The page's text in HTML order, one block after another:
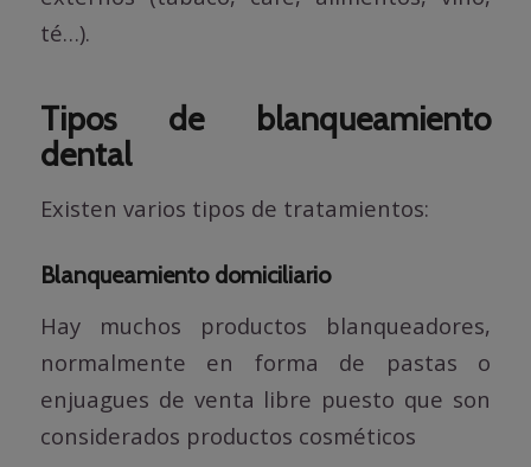
té…).
Tipos de blanqueamiento
dental
Existen varios tipos de tratamientos:
Blanqueamiento domiciliario
Hay muchos productos blanqueadores,
normalmente en forma de pastas o
enjuagues de venta libre puesto que son
considerados productos cosméticos